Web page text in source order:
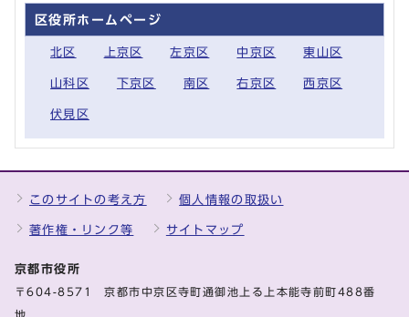
区役所ホームページ
北区 上京区 左京区 中京区 東山区
山科区 下京区 南区 右京区 西京区
伏見区
このサイトの考え方 個人情報の取扱い
著作権・リンク等 サイトマップ
京都市役所
〒604-8571 京都市中京区寺町通御池上る上本能寺前町488番
地